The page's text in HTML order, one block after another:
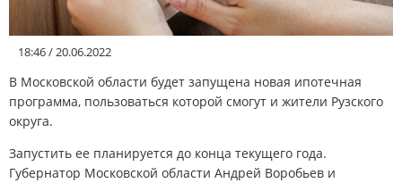
СПОРТ
РЕКЛАМОДАТЕЛЯМ
18:46 / 20.06.2022
В Московской области будет запущена новая ипотечная
программа, пользоваться которой смогут и жители Рузского
округа.
Запустить ее планируется до конца текущего года.
Губернатор Московской области Андрей Воробьев и